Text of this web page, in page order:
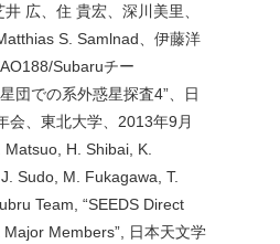
広、住 貴宏、深川美里、
S. Samlnad、伊藤洋
Subaruチー
団での系外惑星探査4”、日
会、東北大学、2013年9月
H. Shibai, K.
Sudo, M. Fukagawa, T.
Team, “SEEDS Direct
Members”, 日本天文学